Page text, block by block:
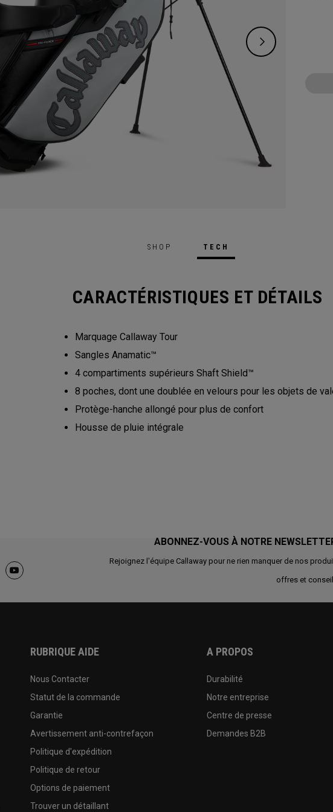
SHOP TECH
CARACTÉRISTIQUES ET DÉTAILS
Marquage Callaway Tour
Sangles Anamatic™
4 compartiments supérieurs Shaft Shield™
8 poches, dont une doublée en velours pour les objets de
Protège-hanche allongé pour plus de confort
Housse de pluie intégrale
ABONNEZ-VOUS À NOTRE
Rejoignez l'équipe Callaway pour ne rien manquer de nos
offres et
RUBRIQUE AIDE
Nous Contacter
Statut de la commande
Garantie
Avertissement anti-contrefaçon
Politique d'expédition
Politique de retour
Options de paiement
Trouver un détaillant
A PROPOS
Durabilité
Notre entreprise
Centre de presse
Demandes B2B